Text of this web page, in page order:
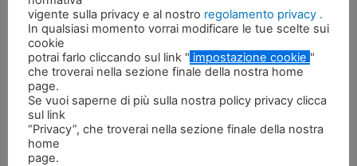
demolizioni di strutture in cemento e muratura e adatti
per lavori in spazi limitati.
Saremo lieti di accogliere presso lo stand A5, nel
padiglione 12, chiunque sarà interessato a saperne di
più su queste e su altre soluzioni Idromeccanica Ramtec
destinate a lavori di costruzione, demolizione,
movimentazione e riciclaggio di materiali da demolizione.
vigente sulla privacy e al nostro regolamento privacy .
In qualsiasi momento vorrai modificare le tue scelte sui
cookie
potrai farlo cliccando sul link " impostazione cookie "
che troverai nella sezione finale della nostra home
page.
Se vuoi saperne di più sulla nostra policy privacy clicca
sul link
“Privacy”, che troverai nella sezione finale della nostra
home
page.